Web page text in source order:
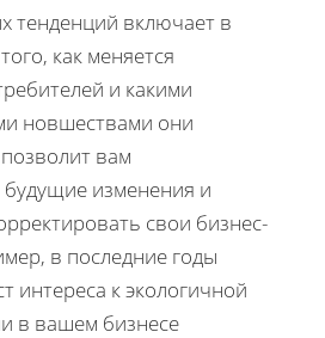
тенденций включает в
как меняется
и какими
новшествами они
вам
изменения и
свои бизнес-
в последние годы
интереса к экологичной
в вашем бизнесе